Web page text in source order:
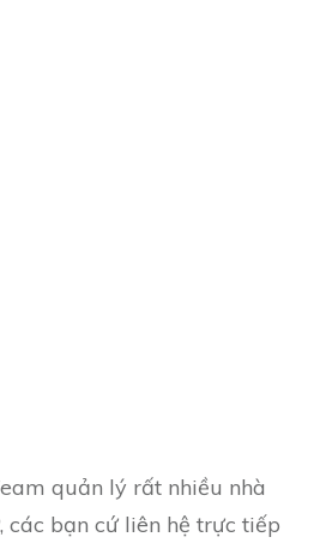
quản lý rất nhiều nhà
các bạn cứ liên hệ trực tiếp